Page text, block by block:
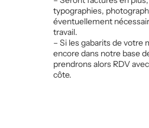
typographies,
éventuellement
travail.
– Si les gabarits de votre
encore dans notre base
prendrons alors RDV
côte.